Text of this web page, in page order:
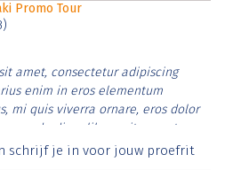
Promo Tour
amet, consectetur adipiscing
enim in eros elementum
mi quis viverra ornare, eros dolor
diam libero vitae erat.
et justo cursus id rutrum lorem
schrijf je in voor jouw proefrit